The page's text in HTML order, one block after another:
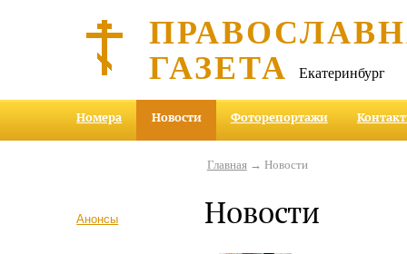
ГАЗЕТА Екатеринбург
Номера Новости Фоторепортажи
Анонсы
Главная→ Новости
Новости